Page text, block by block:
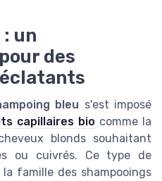
un
des
bleu s'est imposé
capillaires bio comme la
blonds souhaitant
ou cuivrés. Ce type de
famille des shampooings